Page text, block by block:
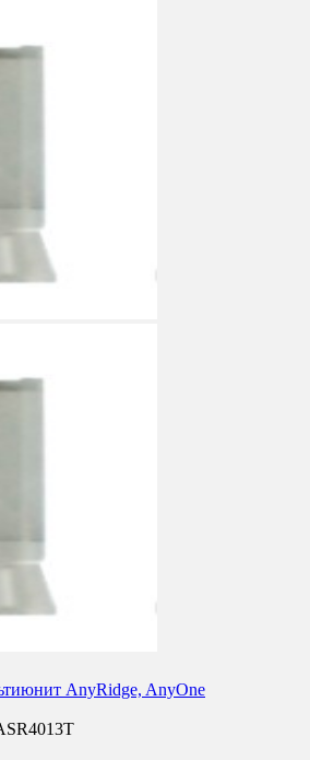
AnyRidge, AnyOne